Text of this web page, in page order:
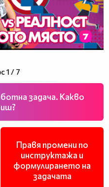
1 / 7
задача. Какво
Правя промени по
инструктажа и
формулирането на
задачата